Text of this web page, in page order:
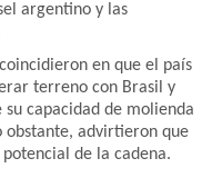
argentino y las
en que el país
terreno con Brasil y
capacidad de molienda
obstante, advirtieron que
de la cadena.